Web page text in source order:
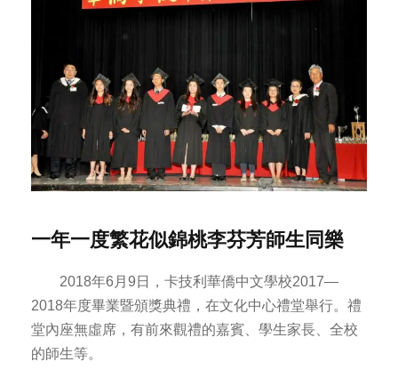
一年一度繁花似錦桃李芬芳師生同樂
2018年6月9日，卡技利華僑中文學校2017—
2018年度畢業暨頒獎典禮，在文化中心禮堂舉行。禮
堂內座無虛席，有前來觀禮的嘉賓、學生家長、全校
的師生等。